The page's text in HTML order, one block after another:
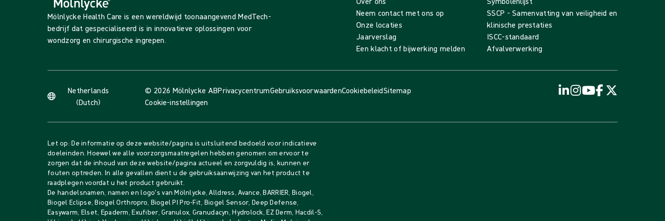
Mölnlycke Health Care is een wereldwijd toonaangevend MedTech-
bedrijf dat gespecialiseerd is in innovatieve oplossingen voor
wondzorg en chirurgische ingrepen.
Neem contact met ons op
Onze locaties
Jaarverslag
Een klacht of bijwerking melden
SSCP - Samenvatting van veiligheid en
klinische prestaties
ISCC-standaard
Afvalverwerking
Netherlands
(Dutch)
© 2026 Mölnlycke ABPrivacycentrumGebruiksvoorwaardenCookiebeleidSitemap
Cookie-instellingen
Let op: De informatie op deze website/pagina is uitsluitend bedoeld voor indicatieve
doeleinden. Hoewel we alle voorzorgsmaatregelen hebben genomen om ervoor te
zorgen dat de inhoud van deze website/pagina actueel en zorgvuldig is, kunnen er
fouten optreden. In alle gevallen dient u de gebruiksaanwijzing van het product te
raadplegen voordat u het product gebruikt.
De handelsnamen, namen en logo's van Mölnlycke, Alldress, Avance, BARRIER, Biogel,
Biogel Eclipse, Biogel Orthropro, Biogel PI Pro-Fit, Biogel Sensor, Deep Defense,
Easywarm, Elset, Epaderm, Exufiber, Granulox, Granudacyn, Hydrolock, EZ Derm, Hacdil-S,